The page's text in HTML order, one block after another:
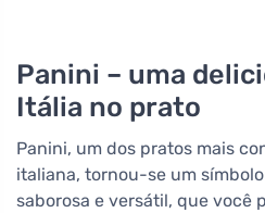
Panini – uma
Itália no prato
Panini, um dos pratos mais
italiana, tornou-se um
saborosa e versátil, que você